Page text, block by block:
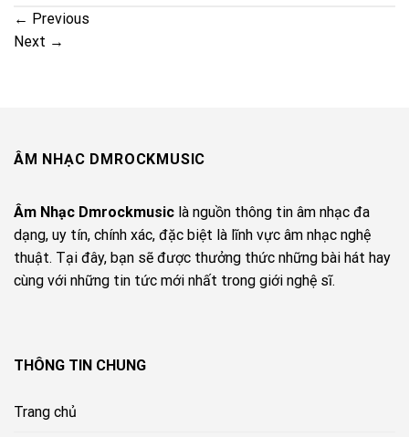
← Previous
Next →
ÂM NHẠC DMROCKMUSIC
Âm Nhạc Dmrockmusic là nguồn thông tin âm nhạc đa
dạng, uy tín, chính xác, đặc biệt là lĩnh vực âm nhạc nghệ
thuật. Tại đây, bạn sẽ được thưởng thức những bài hát hay
cùng với những tin tức mới nhất trong giới nghệ sĩ.
THÔNG TIN CHUNG
Trang chủ